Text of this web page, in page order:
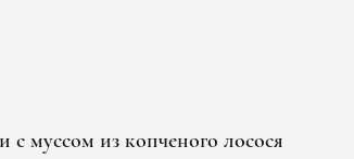
муссом из копченого лосося